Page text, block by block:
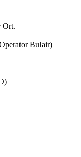
Ort.
Bulair)